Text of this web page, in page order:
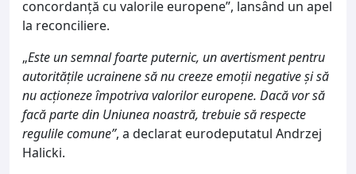
concordanță cu valorile europene”, lansând un apel
la reconciliere.
„Este un semnal foarte puternic, un avertisment pentru
autoritățile ucrainene să nu creeze emoții negative și să
nu acționeze împotriva valorilor europene. Dacă vor să
facă parte din Uniunea noastră, trebuie să respecte
regulile comune”, a declarat eurodeputatul Andrzej
Halicki.